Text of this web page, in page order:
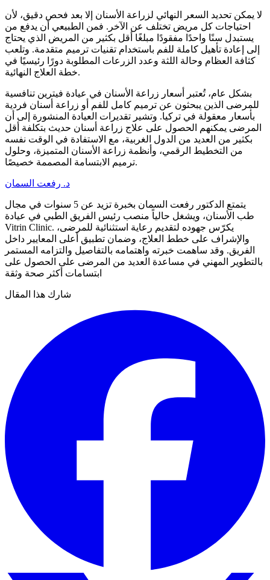
لا يمكن تحديد السعر النهائي لزراعة الأسنان إلا بعد فحص دقيق، لأن
احتياجات كل مريض تختلف عن الآخر. فمن الطبيعي أن يدفع من
يستبدل سنًا واحدًا مفقودًا مبلغًا أقل بكثير من المريض الذي يحتاج
إلى إعادة تأهيل كاملة للفم باستخدام تقنيات ترميم متقدمة. وتلعب
كثافة العظام وحالة اللثة وعدد الزرعات المطلوبة دورًا رئيسيًا في
خطة العلاج النهائية.
بشكل عام، تُعتبر أسعار زراعة الأسنان في عيادة فيترين تنافسية
للمرضى الذين يبحثون عن ترميم كامل للفم أو زراعة أسنان فردية
بأسعار معقولة في تركيا. وتشير تقديرات العيادة المنشورة إلى أن
المرضى يمكنهم الحصول على علاج زراعة أسنان حديث بتكلفة أقل
بكثير من العديد من الدول الغربية، مع الاستفادة في الوقت نفسه
من التخطيط الرقمي، وأنظمة زراعة الأسنان المتميزة، وحلول
ترميم الابتسامة المصممة خصيصًا.
د. رفعت السمان
يتمتع الدكتور رفعت السمان بخبرة تزيد عن 5 سنوات في مجال
طب الأسنان، ويشغل حالياً منصب رئيس الفريق الطبي في عيادة
Vitrin Clinic. يكرّس جهوده لتقديم رعاية استثنائية للمرضى،
والإشراف على خطط العلاج، وضمان تطبيق أعلى المعايير داخل
الفريق. وقد ساهمت خبرته واهتمامه بالتفاصيل والتزامه المستمر
بالتطوير المهني في مساعدة العديد من المرضى على الحصول على
ابتسامات أكثر صحة وثقة
شارك هذا المقال